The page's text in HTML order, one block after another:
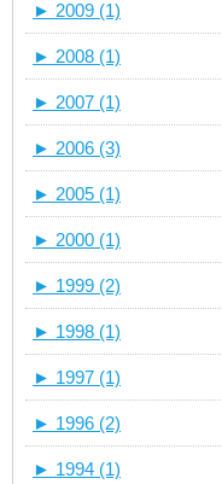
► 2009 (1)
► 2008 (1)
► 2007 (1)
► 2006 (3)
► 2005 (1)
► 2000 (1)
► 1999 (2)
► 1998 (1)
► 1997 (1)
► 1996 (2)
► 1994 (1)